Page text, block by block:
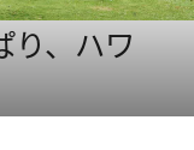
り、ハワ